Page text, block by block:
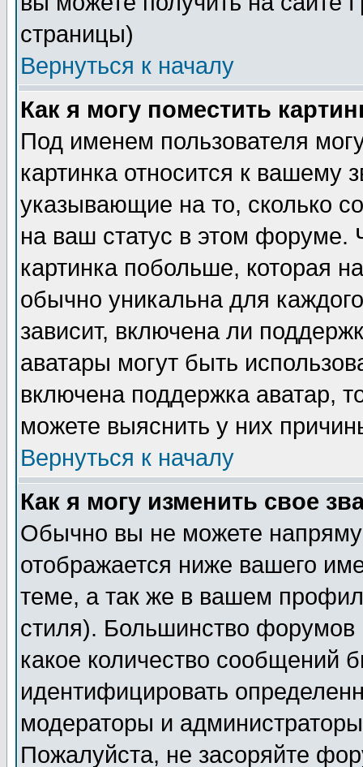
страницы)
Вернуться к началу
Как я могу поместить
Под именем пользователя
картинка относится к вашему
указывающие на то, сколько
на ваш статус в этом форуме.
картинка побольше, которая
обычно уникальна для
зависит, включена ли
аватары могут быть
включена поддержка аватар,
можете выяснить у них
Вернуться к началу
Как я могу изменить свое
Обычно вы не можете
отображается ниже вашего
теме, а так же в вашем
стиля). Большинство форумов
какое количество сообщений
идентифицировать
модераторы и
Пожалуйста, не засоряйте